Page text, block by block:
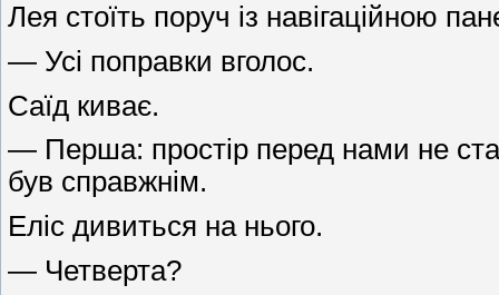
Лея стоїть поруч із навігаційною
— Усі поправки вголос.
Саїд киває.
— Перша: простір перед нами не
був справжнім.
Еліс дивиться на нього.
— Четверта?